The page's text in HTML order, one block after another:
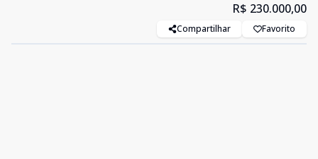
R$ 230.000,00
Compartilhar Favorito